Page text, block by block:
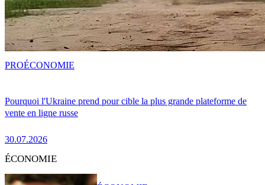
Pourquoi l'Ukraine prend pour cible la plus grande plateforme de
vente en ligne russe
30.07.2026
PROÉCONOMIE
ÉCONOMIE